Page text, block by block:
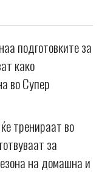
подготовките за
како
во Супер
тренираат во
за
на домашна и